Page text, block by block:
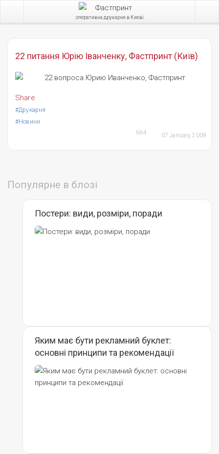
оперативна друкарня в Києві
22 питання Юрію Іванченку, Фастпринт (Київ)
Share
#Друкарня
#Новини
07 January 2009
664
Популярне в блозі
Постери: види, розміри, поради
Яким має бути рекламний буклет:
основні принципи та рекомендації